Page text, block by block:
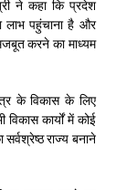
ने कहा कि प्रदेश
लाभ पहुंचाना है और
करने का माध्यम
के विकास के लिए
विकास कार्यों में कोई
राज्य बनाने